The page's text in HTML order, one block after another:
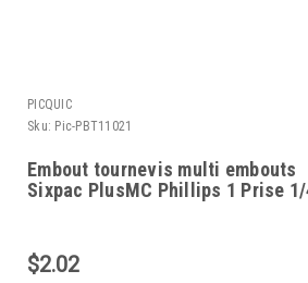
PICQUIC
Sku: Pic-PBT11021
Embout tournevis multi embouts
Sixpac PlusMC Phillips 1 Prise
$2.02